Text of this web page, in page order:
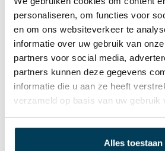
personaliseren, om functies voor
en om ons websiteverkeer te
informatie over uw gebruik van
partners voor social media,
partners kunnen deze gegevens
informatie die u aan ze heeft
verzameld op basis van uw gebruik
Alles toestaan
koudschuim matras wordt ook
een HR matras. HR staat voor
(hoog veerkrachtig).Achter de
HR moet een getal staan. Dit
dan: wat weegt een Kub! Dus
hoe zwaarder het matras. Een
simpelweg meer massa per Kub
die aan het schuimproces